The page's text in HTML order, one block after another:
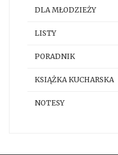
DLA MŁODZIEŻY
LISTY
PORADNIK
KSIĄŻKA KUCHARSKA
NOTESY